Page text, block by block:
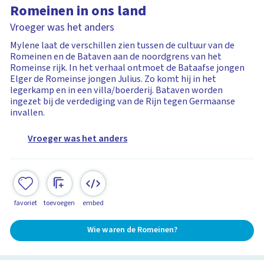
Romeinen in ons land
Vroeger was het anders
Mylene laat de verschillen zien tussen de cultuur van de
Romeinen en de Bataven aan de noordgrens van het
Romeinse rijk. In het verhaal ontmoet de Bataafse jongen
Elger de Romeinse jongen Julius. Zo komt hij in het
legerkamp en in een villa/boerderij. Bataven worden
ingezet bij de verdediging van de Rijn tegen Germaanse
invallen.
Vroeger was het anders
favoriet toevoegen embed
Wie waren de Romeinen?